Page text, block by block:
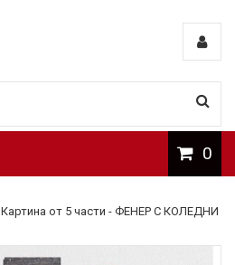
0
Картина от 5 части - ФЕНЕР С КОЛЕДНИ